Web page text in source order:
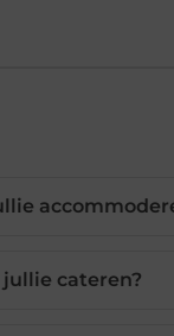
cateren?